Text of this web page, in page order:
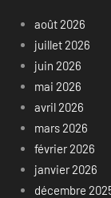
août 2026
juillet 2026
juin 2026
mai 2026
avril 2026
mars 2026
février 2026
janvier 2026
décembre